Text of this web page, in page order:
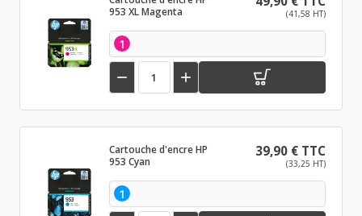
953 XL Magenta
(41,58 HT)
1
 
Cartouche d'encre HP
953 Cyan
39,90 € TTC
(33,25 HT)
1